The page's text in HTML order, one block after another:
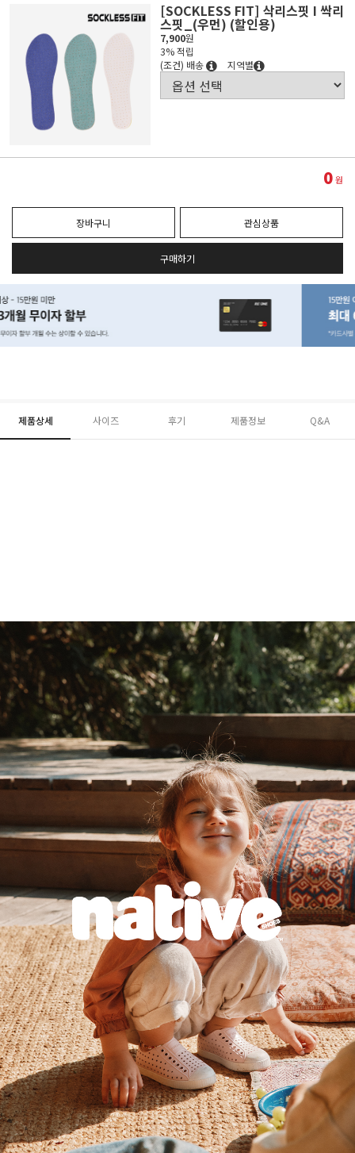
[SOCKLESS FIT] 삭리스핏 I 싹리
스핏_(우먼) (할인용)
7,900원
3% 적립
(조건) 배송
지역별
0원
장바구니 관심상품
구매하기
제품상세 사이즈 후기 제품정보 Q&A